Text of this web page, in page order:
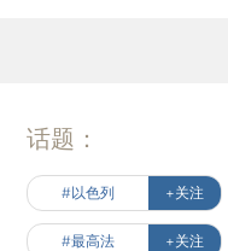
话题：
#以色列 +关注
#最高法 +关注